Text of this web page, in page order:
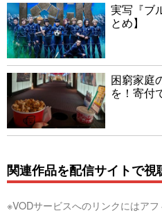
実写『ブ
とめ】
困窮家庭
を！寄付
関連作品を配信サイトで視
※VODサービスへのリンクにはア